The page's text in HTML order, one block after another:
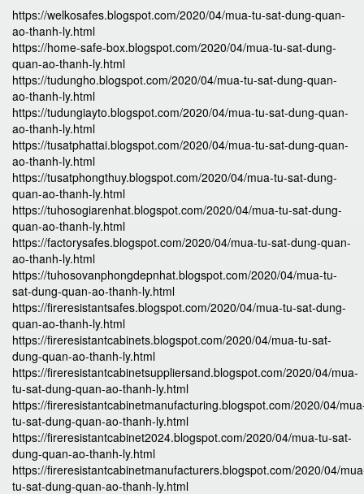
https://welkosafes.blogspot.com/2020/04/mua-tu-sat-dung-quan-
ao-thanh-ly.html
https://home-safe-box.blogspot.com/2020/04/mua-tu-sat-dung-
quan-ao-thanh-ly.html
https://tudungho.blogspot.com/2020/04/mua-tu-sat-dung-quan-
ao-thanh-ly.html
https://tudungiayto.blogspot.com/2020/04/mua-tu-sat-dung-quan-
ao-thanh-ly.html
https://tusatphattai.blogspot.com/2020/04/mua-tu-sat-dung-quan-
ao-thanh-ly.html
https://tusatphongthuy.blogspot.com/2020/04/mua-tu-sat-dung-
quan-ao-thanh-ly.html
https://tuhosogiarenhat.blogspot.com/2020/04/mua-tu-sat-dung-
quan-ao-thanh-ly.html
https://factorysafes.blogspot.com/2020/04/mua-tu-sat-dung-quan-
ao-thanh-ly.html
https://tuhosovanphongdepnhat.blogspot.com/2020/04/mua-tu-
sat-dung-quan-ao-thanh-ly.html
https://fireresistantsafes.blogspot.com/2020/04/mua-tu-sat-dung-
quan-ao-thanh-ly.html
https://fireresistantcabinets.blogspot.com/2020/04/mua-tu-sat-
dung-quan-ao-thanh-ly.html
https://fireresistantcabinetsuppliersand.blogspot.com/2020/04/mua-
tu-sat-dung-quan-ao-thanh-ly.html
https://fireresistantcabinetmanufacturing.blogspot.com/2020/04/
tu-sat-dung-quan-ao-thanh-ly.html
https://fireresistantcabinet2024.blogspot.com/2020/04/mua-tu-sat-
dung-quan-ao-thanh-ly.html
https://fireresistantcabinetmanufacturers.blogspot.com/2020/04/
tu-sat-dung-quan-ao-thanh-ly.html